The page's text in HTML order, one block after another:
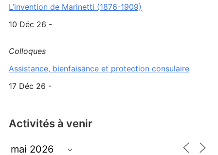
L’invention de Marinetti (1876-1909)
10 Déc 26 -
Colloques
Assistance, bienfaisance et protection consulaire
17 Déc 26 -
Activités à venir